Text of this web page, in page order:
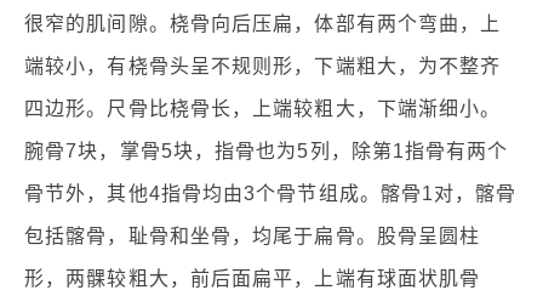
很窄的肌间隙。桡骨向后压扁，体部有两个弯曲，上
端较小，有桡骨头呈不规则形，下端粗大，为不整齐
四边形。尺骨比桡骨长，上端较粗大，下端渐细小。
腕骨7块，掌骨5块，指骨也为5列，除第1指骨有两个
骨节外，其他4指骨均由3个骨节组成。髂骨1对，髂骨
包括髂骨，耻骨和坐骨，均尾于扁骨。股骨呈圆柱
形，两髁较粗大，前后面扁平，上端有球面状肌骨